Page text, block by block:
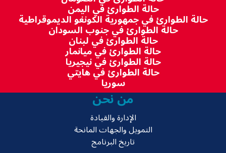
حالة الطوارئ في اليمن
حالة الطوارئ في جمهورية الكونغو الديموقراطية
حالة الطوارئ في جنوب السودان
حالة الطوارئ في لبنان
حالة الطوارئ في ميانمار
حالة الطوارئ في نيجيريا
حالة الطوارئ في هايتي
سوريا
من نحن
الإدارة والقيادة
التمويل والجهات المانحة
تاريخ البرنامج